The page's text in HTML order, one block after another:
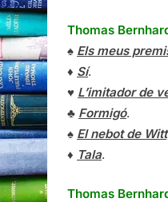
Thomas
♠ Els meus
♦ Sí.
♥ L’imitador de
♣ Formigó.
♠ El nebot de
♦ Tala.
Thomas